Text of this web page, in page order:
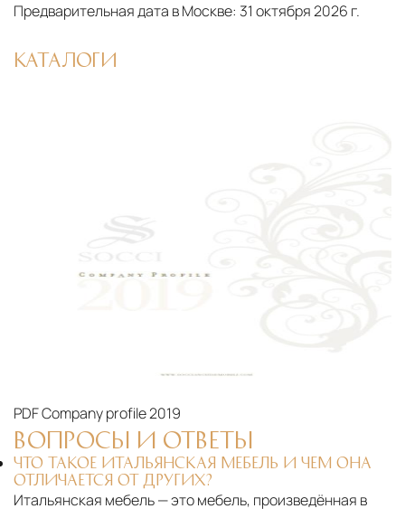
товара от нашего склада непосредственно к
использованием лифтов или монтажных
указанное место
Вывоз упаковочного материала
очистка помещения от тары и упаковки
Гарантийная проверка— осмотр товара на
предмет повреждений и дефектов при
Предварительная дата в Москве: 31 октября 2026 г.
КАТАЛОГИ
PDFCompany profile 2019
ВОПРОСЫ И ОТВЕТЫ
ЧТО ТАКОЕ ИТАЛЬЯНСКАЯ МЕБЕЛЬ И ЧЕМ ОНА
ОТЛИЧАЕТСЯ ОТ ДРУГИХ?
Итальянская мебель — это мебель, произведённая в